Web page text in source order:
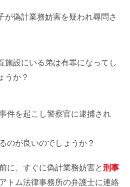
が偽計業務妨害を疑われ尋問さ
施設にいる弟は有罪になってし
うか？
件を起こし警察官に逮捕され
のが良いのでしょうか？
に、すぐに偽計業務妨害と刑事
アトム法律事務所の弁護士に連絡